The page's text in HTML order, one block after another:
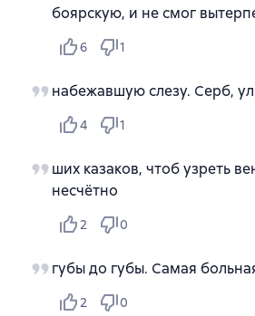
боярскую, и не смог
6 1
набежавшую слезу. Серб,
4 1
ших казаков, чтоб узреть
несчётно
2 0
губы до губы. Самая
2 0